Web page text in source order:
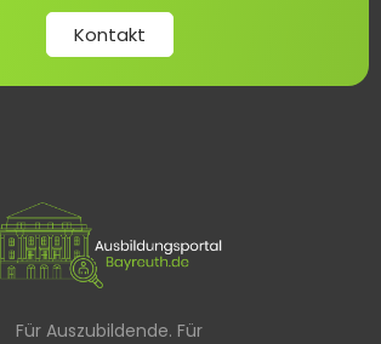
Kontakt
Für Auszubildende. Für